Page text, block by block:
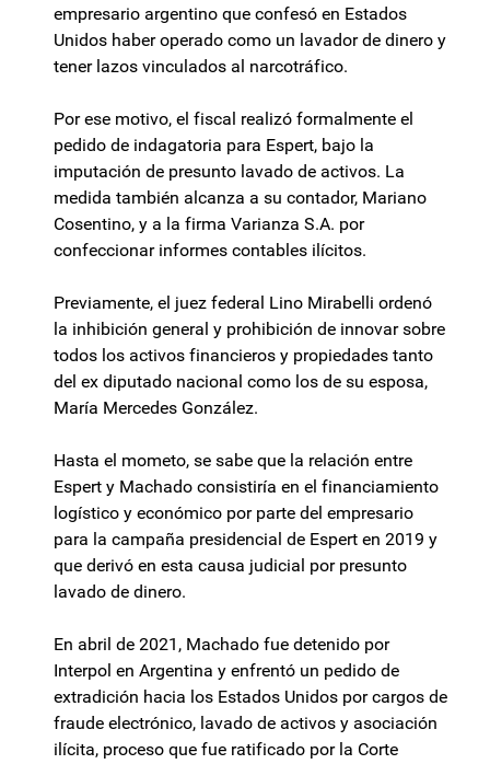
empresario argentino que confesó en Estados
Unidos haber operado como un lavador de dinero y
tener lazos vinculados al narcotráfico.
Por ese motivo, el fiscal realizó formalmente el
pedido de indagatoria para Espert, bajo la
imputación de presunto lavado de activos. La
medida también alcanza a su contador, Mariano
Cosentino, y a la firma Varianza S.A. por
confeccionar informes contables ilícitos.
Previamente, el juez federal Lino Mirabelli ordenó
la inhibición general y prohibición de innovar sobre
todos los activos financieros y propiedades tanto
del ex diputado nacional como los de su esposa,
María Mercedes González.
Hasta el mometo, se sabe que la relación entre
Espert y Machado consistiría en el financiamiento
logístico y económico por parte del empresario
para la campaña presidencial de Espert en 2019 y
que derivó en esta causa judicial por presunto
lavado de dinero.
En abril de 2021, Machado fue detenido por
Interpol en Argentina y enfrentó un pedido de
extradición hacia los Estados Unidos por cargos de
fraude electrónico, lavado de activos y asociación
ilícita, proceso que fue ratificado por la Corte